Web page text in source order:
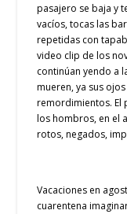
pasajero se baja y
vacíos, tocas las
repetidas con
video clip de los
continúan yendo a
mueren, ya sus
remordimientos. El
los hombros, en el
rotos, negados,
Vacaciones en
cuarentena